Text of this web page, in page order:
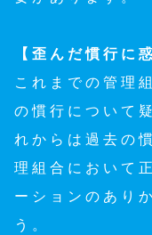
【歪んだ慣行に
これまでの管理
の慣行について
れからは過去の
理組合において
ーションのあり
う。